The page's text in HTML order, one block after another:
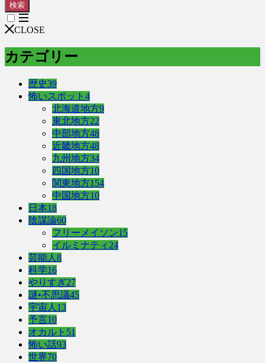
検索
CLOSE
カテゴリー
歴史39
怖いスポット 4
北海道地方9
東北地方22
中部地方48
近畿地方48
九州地方34
四国地方10
関東地方154
中国地方10
日本18
陰謀論60
フリーメイソン15
イルミナティ 24
芸能人 8
科学16
やりすぎ27
謎•不思議45
宇宙人 13
予言10
オカルト 51
怖い話93
世界70